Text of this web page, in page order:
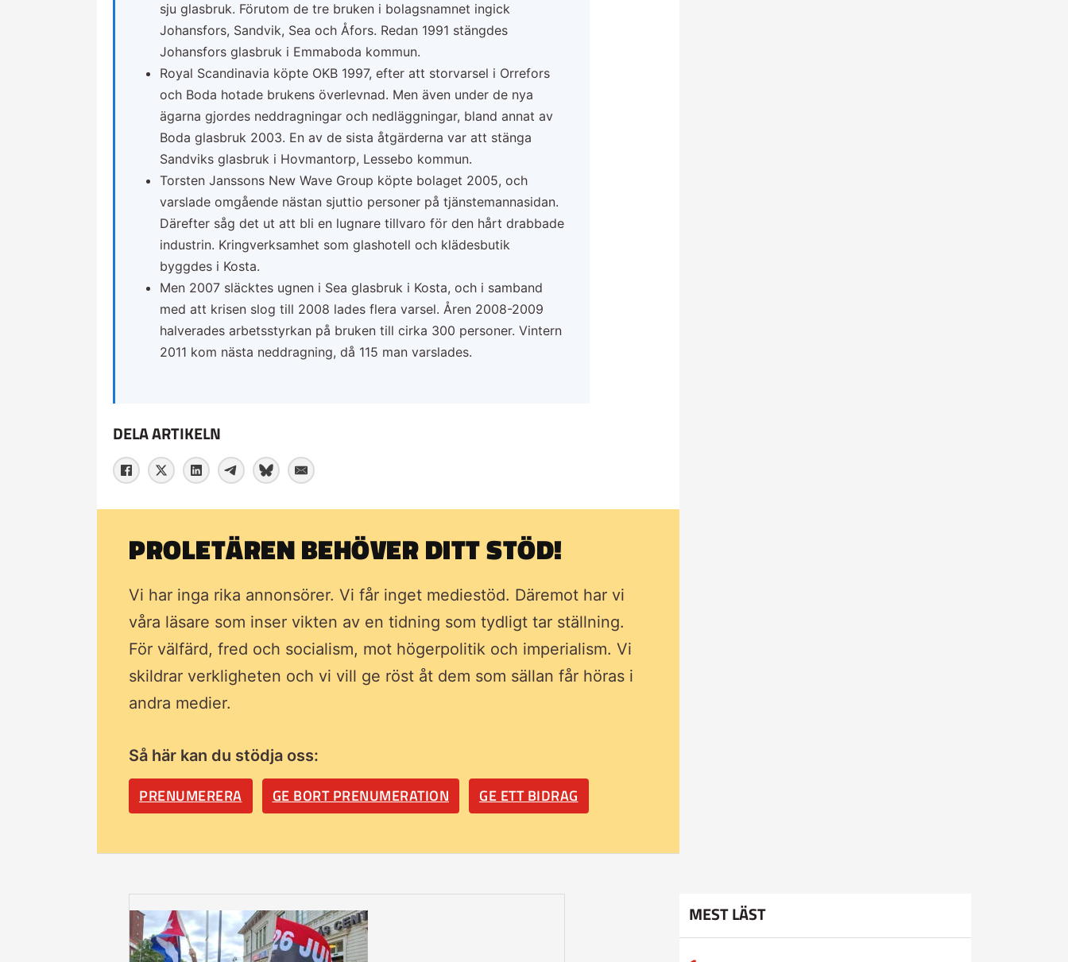
sju glasbruk. Förutom de tre bruken i bolagsnamnet ingick
Johansfors, Sandvik, Sea och Åfors. Redan 1991 stängdes
Johansfors glasbruk i Emmaboda kommun.
Royal Scandinavia köpte OKB 1997, efter att storvarsel i Orrefors
och Boda hotade brukens överlevnad. Men även under de nya
ägarna gjordes neddragningar och nedläggningar, bland annat av
Boda glasbruk 2003. En av de sista åtgärderna var att stänga
Sandviks glasbruk i Hovmantorp, Lessebo kommun.
Torsten Janssons New Wave Group köpte bolaget 2005, och
varslade omgående nästan sjuttio personer på tjänstemannasidan.
Därefter såg det ut att bli en lugnare tillvaro för den hårt drabbade
industrin. Kringverksamhet som glashotell och klädesbutik
byggdes i Kosta.
Men 2007 släcktes ugnen i Sea glasbruk i Kosta, och i samband
med att krisen slog till 2008 lades flera varsel. Åren 2008-2009
halverades arbetsstyrkan på bruken till cirka 300 personer. Vintern
2011 kom nästa neddragning, då 115 man varslades.
DELA ARTIKELN
PROLETÄREN BEHÖVER DITT STÖD!
Vi har inga rika annonsörer. Vi får inget mediestöd. Däremot har vi
våra läsare som inser vikten av en tidning som tydligt tar ställning.
För välfärd, fred och socialism, mot högerpolitik och imperialism. Vi
skildrar verkligheten och vi vill ge röst åt dem som sällan får höras i
andra medier.
Så här kan du stödja oss:
PRENUMERERA GE BORT PRENUMERATION GE ETT BIDRAG
MEST LÄST